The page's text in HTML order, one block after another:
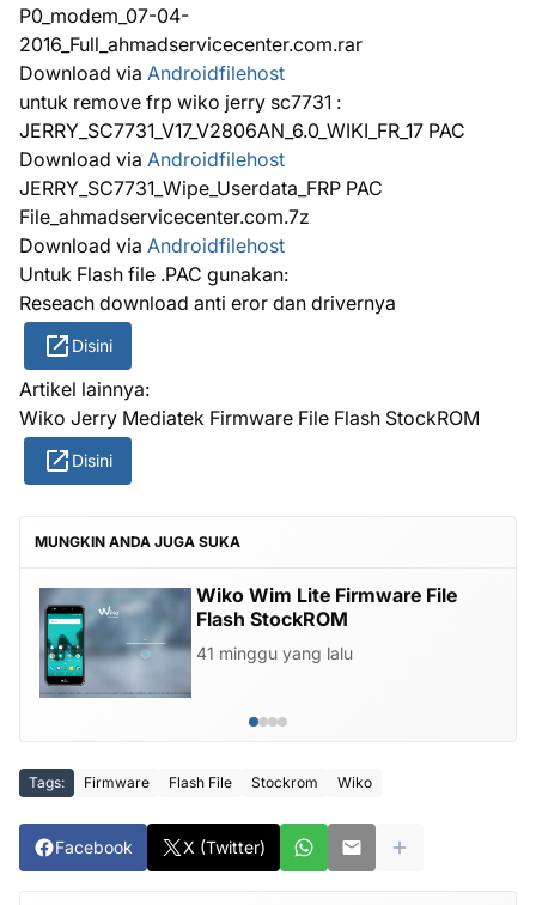
P0_modem_07-04-
2016_Full_ahmadservicecenter.com.rar
Download via Androidfilehost
untuk remove frp wiko jerry sc7731 :
JERRY_SC7731_V17_V2806AN_6.0_WIKI_FR_17 PAC
Download via Androidfilehost
JERRY_SC7731_Wipe_Userdata_FRP PAC
File_ahmadservicecenter.com.7z
Download via Androidfilehost
Untuk Flash file .PAC gunakan:
Reseach download anti eror dan drivernya
Disini
Artikel lainnya:
Wiko Jerry Mediatek Firmware File Flash StockROM
Disini
MUNGKIN ANDA JUGA SUKA
Wiko Wim Lite Firmware File
Flash StockROM
41 minggu yang lalu
Tags: Firmware Flash File Stockrom Wiko
Facebook X (Twitter)